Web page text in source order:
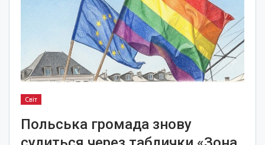
Світ
Польська громада знову